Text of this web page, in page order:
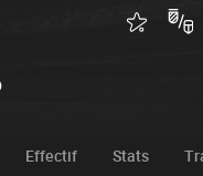
Effectif Stats